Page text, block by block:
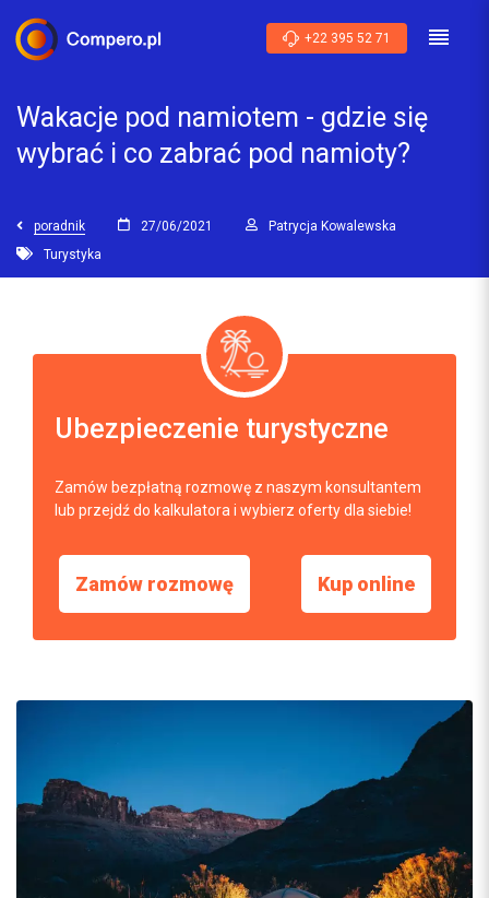
+22 395 52 71
Wakacje pod namiotem - gdzie się
wybrać i co zabrać pod namioty?
poradnik 27/06/2021
Patrycja Kowalewska
Turystyka
Ubezpieczenie turystyczne
Zamów bezpłatną rozmowę z naszym konsultantem
lub przejdź do kalkulatora i wybierz oferty dla siebie!
Zamów rozmowę Kup online